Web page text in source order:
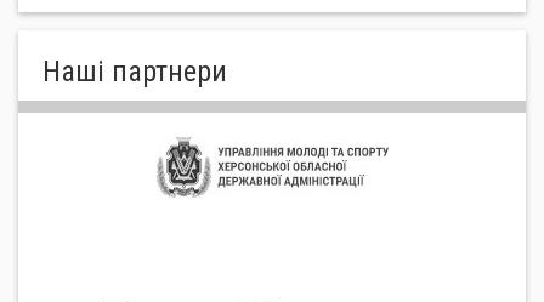
Нашi партнери